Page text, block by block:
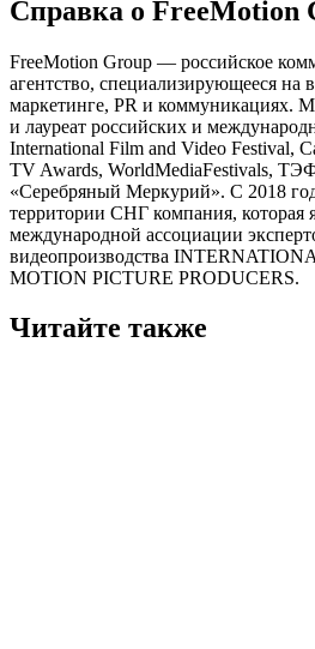
Справка о FreeMotion
FreeMotion Group — российское
агентство, специализирующееся на
маркетинге, PR и коммуникациях.
и лауреат российских и
International Film and Video Festival,
TV Awards, WorldMediaFestivals,
«Серебряный Меркурий». С 2018
территории СНГ компания, которая
международной ассоциации
видеопроизводства
MOTION PICTURE PRODUCERS.
Читайте также